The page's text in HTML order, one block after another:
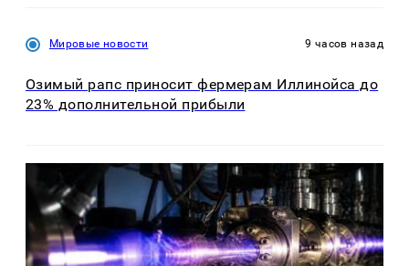
Мировые новости 9 часов назад
Озимый рапс приносит фермерам Иллинойса до
23% дополнительной прибыли